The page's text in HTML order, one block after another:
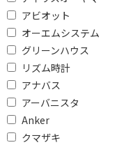
アビオット
オーエムシステム
グリーンハウス
リズム時計
アナバス
アーバニスタ
Anker
クマザキ
受信バンドで絞り
ラジオ非対応
接続端子で絞り込
Lightning
φ3.5mm ミニプラグ